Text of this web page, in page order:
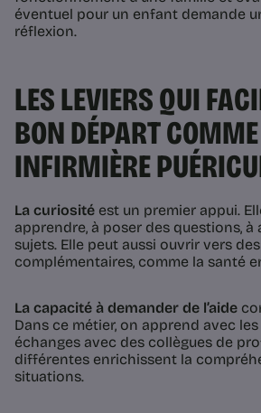
éventuel pour un enfant demande
réflexion.
LES LEVIERS QUI
BON DÉPART COMME
INFIRMIÈRE
La curiosité est un premier appui.
apprendre, à poser des questions,
sujets. Elle peut aussi ouvrir vers
complémentaires, comme la santé
La capacité à demander de l’aide
Dans ce métier, on apprend avec les
échanges avec des collègues de
différentes enrichissent la
situations.